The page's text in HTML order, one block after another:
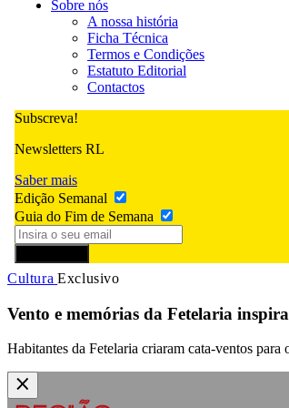
Sobre nós
A nossa história
Ficha Técnica
Termos e Condições
Estatuto Editorial
Contactos
Subscreva!
Newsletters RL
Saber mais
Edição Semanal
Guia do Fim de Semana
Cultura Exclusivo
Vento e memórias da Fetelaria
Habitantes da Fetelaria criaram cata-ventos